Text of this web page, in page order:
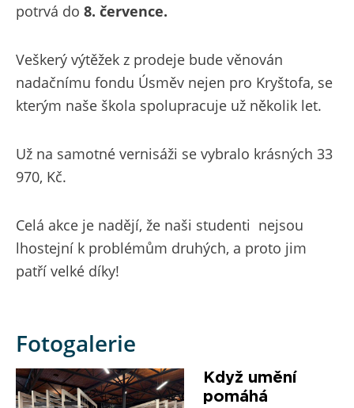
potrvá do 8. července.
Veškerý výtěžek z prodeje bude věnován
nadačnímu fondu Úsměv nejen pro Kryštofa, se
kterým naše škola spolupracuje už několik let.
Už na samotné vernisáži se vybralo krásných 33
970, Kč.
Celá akce je nadějí, že naši studenti nejsou
lhostejní k problémům druhých, a proto jim
patří velké díky!
Fotogalerie
Když umění
pomáhá